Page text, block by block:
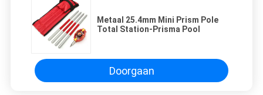
Metaal 25.4mm Mini Prism Pole
Total Station-Prisma Pool
Doorgaan